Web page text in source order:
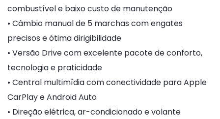
combustível e baixo custo de manutenção
• Câmbio manual de 5 marchas com engates
precisos e ótima dirigibilidade
• Versão Drive com excelente pacote de conforto,
tecnologia e praticidade
• Central multimídia com conectividade para Apple
CarPlay e Android Auto
• Direção elétrica, ar-condicionado e volante